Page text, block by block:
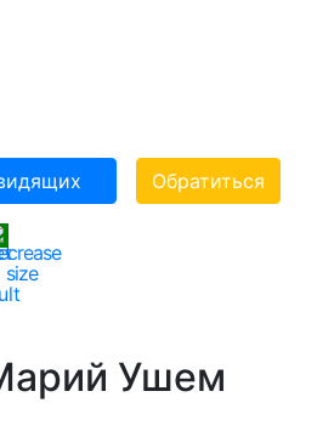
Обратиться
Ушем